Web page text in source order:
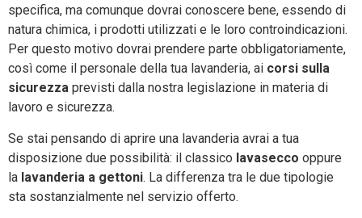
specifica, ma comunque dovrai conoscere bene, essendo di
natura chimica, i prodotti utilizzati e le loro controindicazioni.
Per questo motivo dovrai prendere parte obbligatoriamente,
così come il personale della tua lavanderia, ai corsi sulla
sicurezza previsti dalla nostra legislazione in materia di
lavoro e sicurezza.
Se stai pensando di aprire una lavanderia avrai a tua
disposizione due possibilità: il classico lavasecco oppure
la lavanderia a gettoni. La differenza tra le due tipologie
sta sostanzialmente nel servizio offerto.